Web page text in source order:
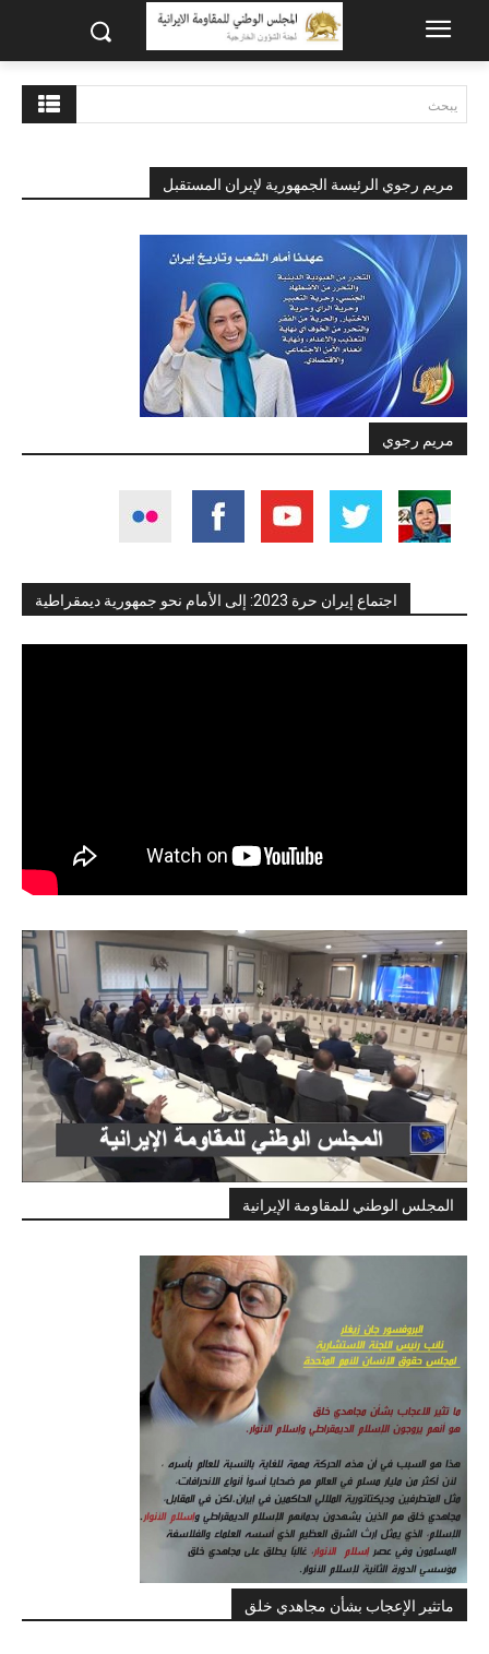
يبحث
مريم رجوي الرئيسة الجمهورية لإيران المستقبل
مريم رجوي
اجتماع إيران حرة 2023: إلى الأمام نحو جمهورية ديمقراطية
المجلس الوطني للمقاومة الإيرانية
ماتثير الإعجاب بشأن مجاهدي خلق